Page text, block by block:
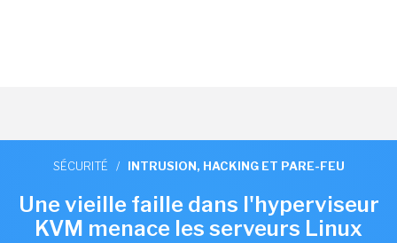
SÉCURITÉ / INTRUSION, HACKING ET PARE-FEU
Une vieille faille dans l'hyperviseur
KVM menace les serveurs Linux